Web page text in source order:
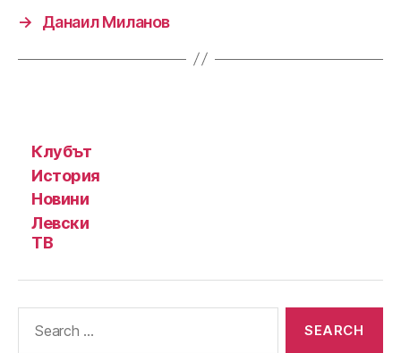
→
Данаил Миланов
Клубът
История
Новини
Левски
ТВ